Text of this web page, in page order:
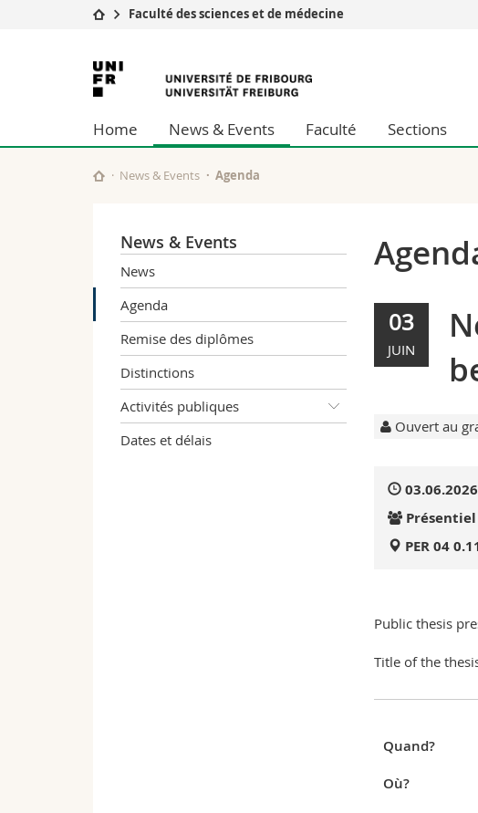
Université
Recherche
Université
Formation continue
Sciences
Lettres et sciences
Faculté des sciences et de médecine
Université
de
Fribourg
Home News & Events Faculté Sections
News & Events Agenda
News & Events
News
Agenda
Remise des diplômes
Distinctions
Activités publiques
Dates et délais
03
JUIN
Ouvert au
Présentiel
PER 04
Public thesis
Title of the
Quand?
Où?